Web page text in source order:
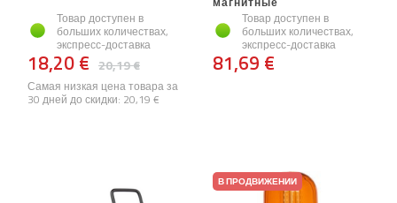
Товар доступен в
больших количествах,
экспресс-доставка
20,19 €
18,20 €
Самая низкая цена товара за
30 дней до скидки: 20,19 €
Товар доступен в
больших количествах,
экспресс-доставка
81,69 €
В ПРОДВИЖЕНИИ